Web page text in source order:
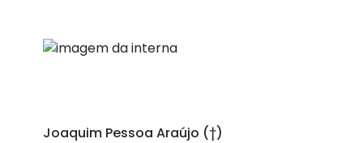
Joaquim Pessoa Araújo (†)